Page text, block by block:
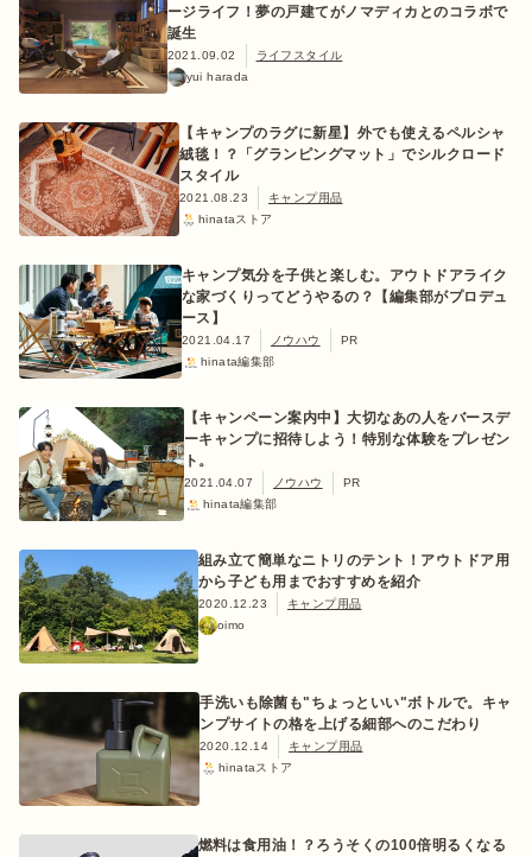
ージライフ！夢の戸建てがノマディカとのコラボで
誕生
2021.09.02
ライフスタイル
yui harada
【キャンプのラグに新星】外でも使えるペルシャ
絨毯！？「グランピングマット」でシルクロード
スタイル
2021.08.23
キャンプ用品
hinataストア
キャンプ気分を子供と楽しむ。アウトドアライク
な家づくりってどうやるの？【編集部がプロデュ
ース】
2021.04.17 ノウハウ
PR
hinata編集部
【キャンペーン案内中】大切なあの人をバースデ
ーキャンプに招待しよう！特別な体験をプレゼン
ト。
2021.04.07 ノウハウ
PR
hinata編集部
組み立て簡単なニトリのテント！アウトドア用
から子ども用までおすすめを紹介
2020.12.23
キャンプ用品
oimo
手洗いも除菌も"ちょっといい"ボトルで。キャ
ンプサイトの格を上げる細部へのこだわり
2020.12.14
キャンプ用品
hinataストア
燃料は食用油！？ろうそくの100倍明るくなる